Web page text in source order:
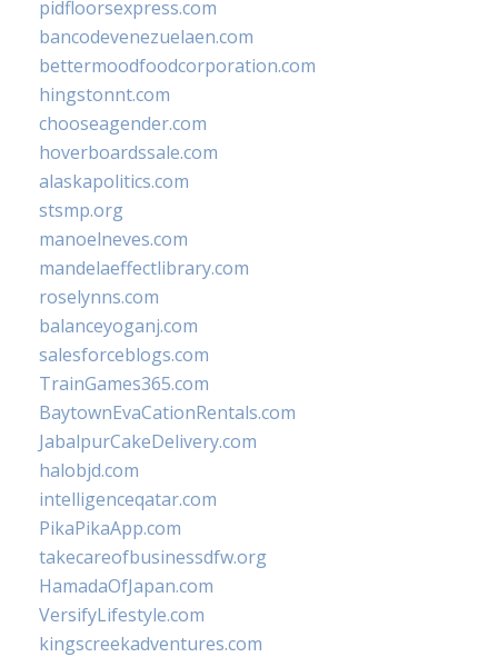
pidfloorsexpress.com
bancodevenezuelaen.com
bettermoodfoodcorporation.com
hingstonnt.com
chooseagender.com
hoverboardssale.com
alaskapolitics.com
stsmp.org
manoelneves.com
mandelaeffectlibrary.com
roselynns.com
balanceyoganj.com
salesforceblogs.com
TrainGames365.com
BaytownEvaCationRentals.com
JabalpurCakeDelivery.com
halobjd.com
intelligenceqatar.com
PikaPikaApp.com
takecareofbusinessdfw.org
HamadaOfJapan.com
VersifyLifestyle.com
kingscreekadventures.com